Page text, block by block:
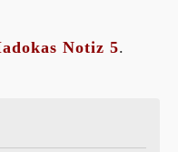
Notiz 5.